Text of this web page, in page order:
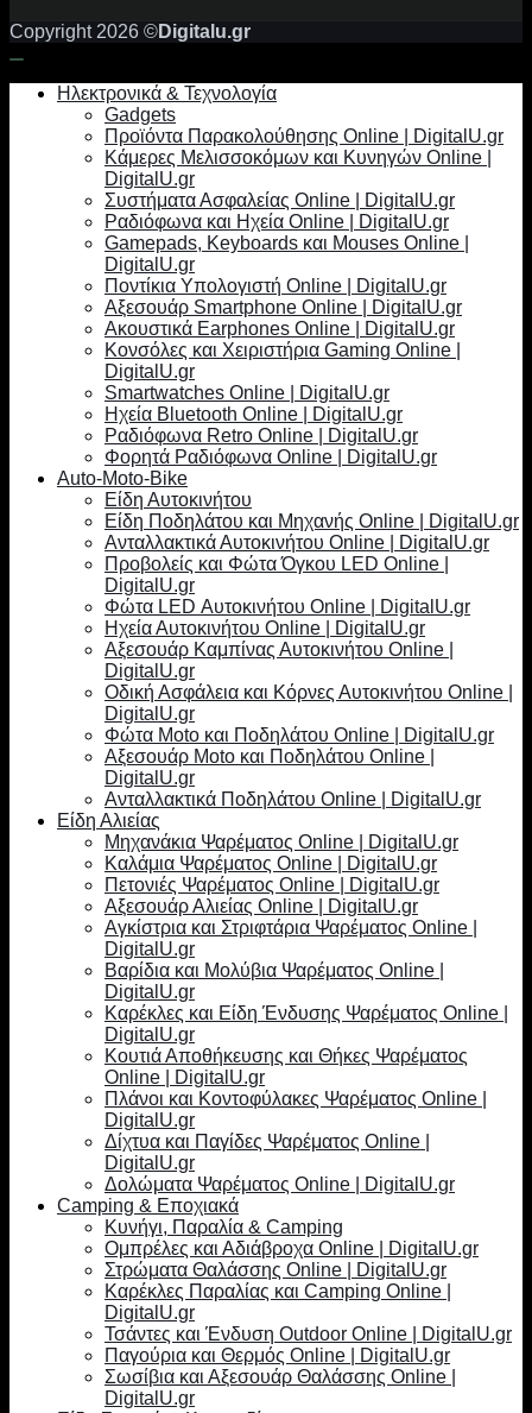
Copyright 2026 ©Digitalu.gr
Ηλεκτρονικά & Τεχνολογία
Gadgets
Προϊόντα Παρακολούθησης Online | DigitalU.gr
Κάμερες Μελισσοκόμων και Κυνηγών Online |
DigitalU.gr
Συστήματα Ασφαλείας Online | DigitalU.gr
Ραδιόφωνα και Ηχεία Online | DigitalU.gr
Gamepads, Keyboards και Mouses Online |
DigitalU.gr
Ποντίκια Υπολογιστή Online | DigitalU.gr
Αξεσουάρ Smartphone Online | DigitalU.gr
Ακουστικά Earphones Online | DigitalU.gr
Κονσόλες και Χειριστήρια Gaming Online |
DigitalU.gr
Smartwatches Online | DigitalU.gr
Ηχεία Bluetooth Online | DigitalU.gr
Ραδιόφωνα Retro Online | DigitalU.gr
Φορητά Ραδιόφωνα Online | DigitalU.gr
Auto-Moto-Bike
Είδη Αυτοκινήτου
Είδη Ποδηλάτου και Μηχανής Online | DigitalU.gr
Ανταλλακτικά Αυτοκινήτου Online | DigitalU.gr
Προβολείς και Φώτα Όγκου LED Online |
DigitalU.gr
Φώτα LED Αυτοκινήτου Online | DigitalU.gr
Ηχεία Αυτοκινήτου Online | DigitalU.gr
Αξεσουάρ Καμπίνας Αυτοκινήτου Online |
DigitalU.gr
Οδική Ασφάλεια και Κόρνες Αυτοκινήτου Online |
DigitalU.gr
Φώτα Moto και Ποδηλάτου Online | DigitalU.gr
Αξεσουάρ Moto και Ποδηλάτου Online |
DigitalU.gr
Ανταλλακτικά Ποδηλάτου Online | DigitalU.gr
Είδη Αλιείας
Μηχανάκια Ψαρέματος Online | DigitalU.gr
Καλάμια Ψαρέματος Online | DigitalU.gr
Πετονιές Ψαρέματος Online | DigitalU.gr
Αξεσουάρ Αλιείας Online | DigitalU.gr
Αγκίστρια και Στριφτάρια Ψαρέματος Online |
DigitalU.gr
Βαρίδια και Μολύβια Ψαρέματος Online |
DigitalU.gr
Καρέκλες και Είδη Ένδυσης Ψαρέματος Online |
DigitalU.gr
Κουτιά Αποθήκευσης και Θήκες Ψαρέματος
Online | DigitalU.gr
Πλάνοι και Κοντοφύλακες Ψαρέματος Online |
DigitalU.gr
Δίχτυα και Παγίδες Ψαρέματος Online |
DigitalU.gr
Δολώματα Ψαρέματος Online | DigitalU.gr
Camping & Εποχιακά
Κυνήγι, Παραλία & Camping
Ομπρέλες και Αδιάβροχα Online | DigitalU.gr
Στρώματα Θαλάσσης Online | DigitalU.gr
Καρέκλες Παραλίας και Camping Online |
DigitalU.gr
Τσάντες και Ένδυση Outdoor Online | DigitalU.gr
Παγούρια και Θερμός Online | DigitalU.gr
Σωσίβια και Αξεσουάρ Θαλάσσης Online |
DigitalU.gr